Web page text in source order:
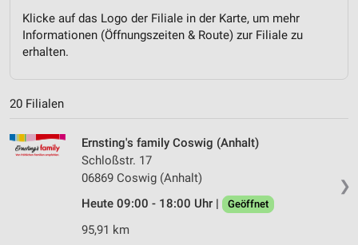
Klicke auf das Logo der Filiale in der Karte, um mehr
Informationen (Öffnungszeiten & Route) zur Filiale zu
erhalten.
20 Filialen
❯
Ernsting's family Coswig (Anhalt)
Schloßstr. 17
06869 Coswig (Anhalt)
Heute 09:00 - 18:00 Uhr |
Geöffnet
95,91 km